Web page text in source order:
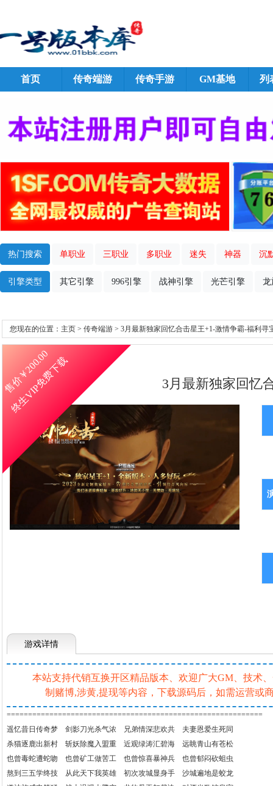
首页 传奇端游 传奇手游 GM基地 列
热门搜索 单职业 三职业 多职业 迷失 神器 沉
引擎类型 其它引擎 996引擎 战神引擎 光芒引擎 龙
您现在的位置： 主页 > 传奇端游 > 3月最新独家回忆合击星王+1-激情争霸-福利
售价￥
200.00
终生VIP免费下载 3月最新独家回忆
游戏详情
本站支持代销互换开区精品版本、欢迎广大GM、技术
制赌博,涉黄,提现等内容，下载源码后，如需运营或
============================================================
遥忆昔日传奇梦 剑影刀光杀气浓 兄弟情深悲欢共 夫妻恩爱生死同
杀猫逐鹿出新村 斩妖除魔入盟重 近观绿涛汇碧海 远眺青山有苍松
也曾毒蛇遭蛇吻 也曾矿工做苦工 也曾惊喜暴神兵 也曾郁闷砍蛆虫
熬到三五学终技 从此天下我英雄 初次攻城显身手 沙城遍地是蛟龙